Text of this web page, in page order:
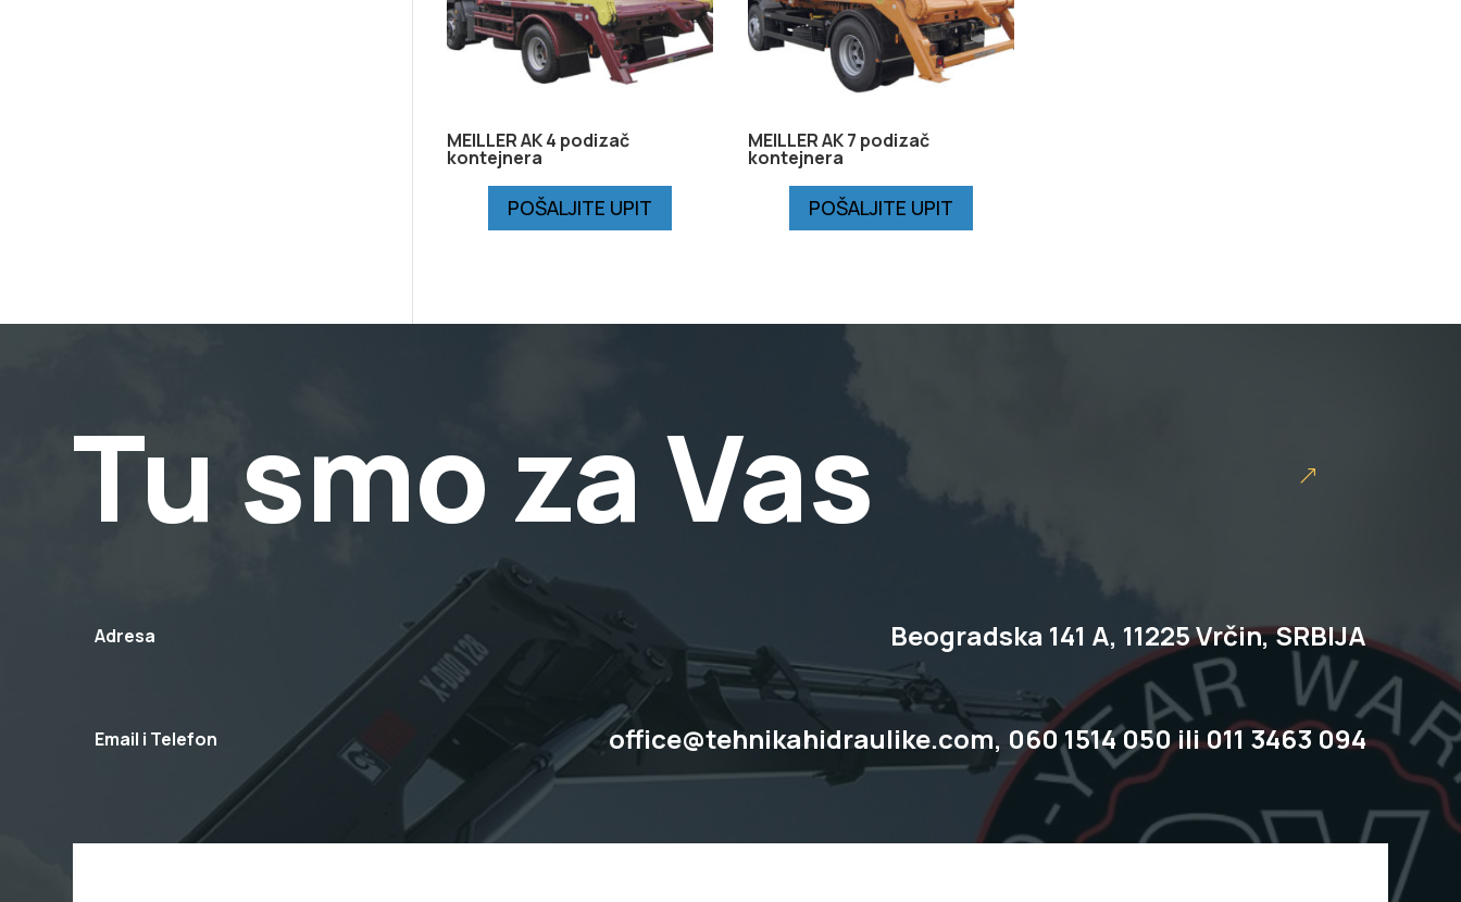
MEILLER AK 4 podizač
kontejnera
POŠALJITE UPIT
MEILLER AK 7 podizač
kontejnera
POŠALJITE UPIT
Tu smo za Vas
Adresa Beogradska 141 A, 11225 Vrčin, SRBIJA
Email i Telefon office@tehnikahidraulike.com, 060 1514 050ili011 3463 094